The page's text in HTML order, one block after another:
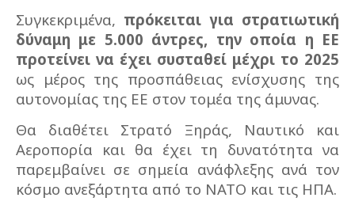
Συγκεκριμένα, πρόκειται για στρατιωτική
δύναμη με 5.000 άντρες, την οποία η ΕΕ
προτείνει να έχει συσταθεί μέχρι το 2025
ως μέρος της προσπάθειας ενίσχυσης της
αυτονομίας της ΕΕ στον τομέα της άμυνας.
Θα διαθέτει Στρατό Ξηράς, Ναυτικό και
Αεροπορία και θα έχει τη δυνατότητα να
παρεμβαίνει σε σημεία ανάφλεξης ανά τον
κόσμο ανεξάρτητα από το ΝΑΤΟ και τις ΗΠΑ.